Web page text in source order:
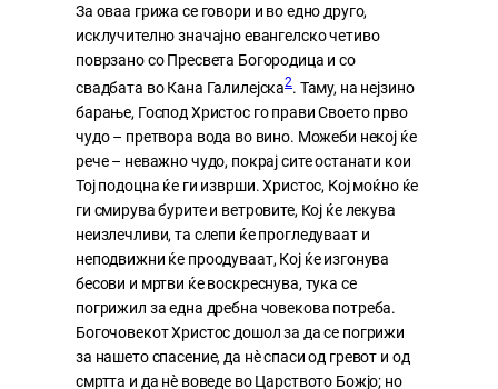
За оваа грижа се говори и во едно друго,
исклучително значајно евангелско четиво
поврзано со Пресвета Богородица и со
свадбата во Кана Галилејска2. Таму, на нејзино
барање, Господ Христос го прави Своето прво
чудо – претвора вода во вино. Можеби некој ќе
рече – неважно чудо, покрај сите останати кои
Тој подоцна ќе ги изврши. Христос, Кој моќно ќе
ги смирува бурите и ветровите, Кој ќе лекува
неизлечливи, та слепи ќе прогледуваат и
неподвижни ќе проодуваат, Кој ќе изгонува
бесови и мртви ќе воскреснува, тука се
погрижил за една дребна човекова потреба.
Богочовекот Христос дошол за да се погрижи
за нашето спасение, да нѐ спаси од гревот и од
смртта и да нѐ воведе во Царството Божјо; но